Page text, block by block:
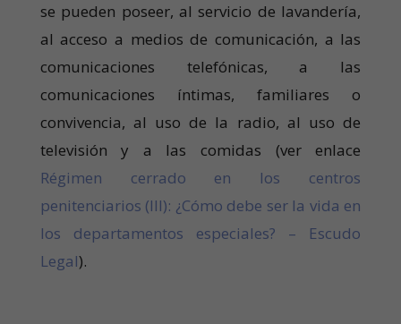
se pueden poseer, al servicio de lavandería,
al acceso a medios de comunicación, a las
comunicaciones telefónicas, a las
comunicaciones íntimas, familiares o
convivencia, al uso de la radio, al uso de
televisión y a las comidas (ver enlace
Régimen cerrado en los centros
penitenciarios (III): ¿Cómo debe ser la vida en
los departamentos especiales? – Escudo
Legal).